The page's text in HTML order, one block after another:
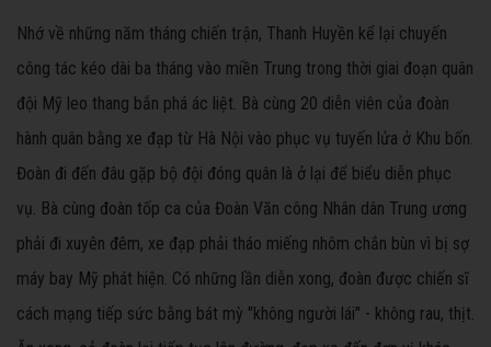
Nhớ về những năm tháng chiến trận, Thanh Huyền kể lại chuyến
công tác kéo dài ba tháng vào miền Trung trong thời giai đoạn quân
đội Mỹ leo thang bắn phá ác liệt. Bà cùng 20 diễn viên của đoàn
hành quân bằng xe đạp từ Hà Nội vào phục vụ tuyến lửa ở Khu bốn.
Đoàn đi đến đâu gặp bộ đội đóng quân là ở lại để biểu diễn phục
vụ. Bà cùng đoàn tốp ca của Đoàn Văn công Nhân dân Trung ương
phải đi xuyên đêm, xe đạp phải tháo miếng nhôm chắn bùn vì bị sợ
máy bay Mỹ phát hiện. Có những lần diễn xong, đoàn được chiến sĩ
cách mạng tiếp sức bằng bát mỳ "không người lái" - không rau, thịt.